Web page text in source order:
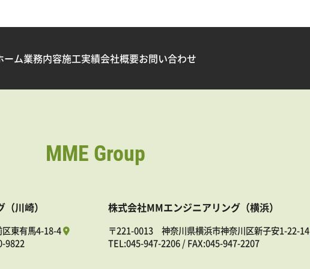
ーム業務内容施工実績会社概要お問い合わせ
MME Group
川崎）
東有馬4-18-4
9822
株式会社MMエンジニアリング（横浜）
〒221-0013 神奈川県横浜市神奈川区新子安1-22-14
TEL:045-947-2206/ FAX:045-947-2207